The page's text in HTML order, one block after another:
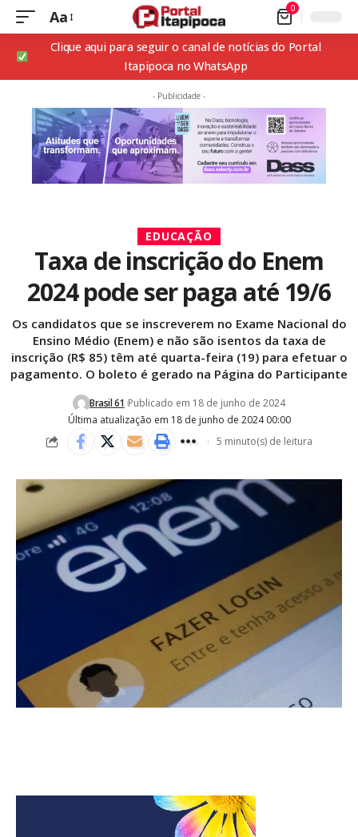
Aa 0
Clique aqui para seguir o canal de notícias do Portal
Itapipoca no WhatsApp
- Publicidade -
EDUCAÇÃO
Taxa de inscrição do Enem
2024 pode ser paga até 19/6
Os candidatos que se inscreverem no Exame Nacional do
Ensino Médio (Enem) e não são isentos da taxa de
inscrição (R$ 85) têm até quarta-feira (19) para efetuar o
pagamento. O boleto é gerado na Página do Participante
Última atualização em 18 de junho de 2024 00:00
Brasil 61 Publicado em 18 de junho de 2024
5 minuto(s) de leitura